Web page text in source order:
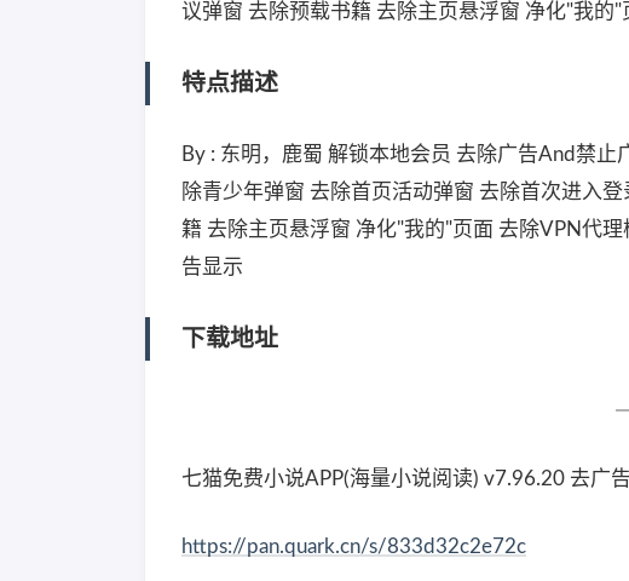
议弹窗 去除预载书籍 去除主页悬浮窗 净化"我的"
特点描述
By : 东明，鹿蜀 解锁本地会员 去除广告And禁
除青少年弹窗 去除首页活动弹窗 去除首次进入
籍 去除主页悬浮窗 净化"我的"页面 去除VPN代
告显示
下载地址
七猫免费小说APP(海量小说阅读) v7.96.20 去广
https://pan.quark.cn/s/833d32c2e72c